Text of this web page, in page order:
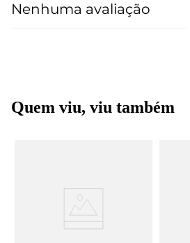
Nenhuma avaliação
Quem viu, viu também